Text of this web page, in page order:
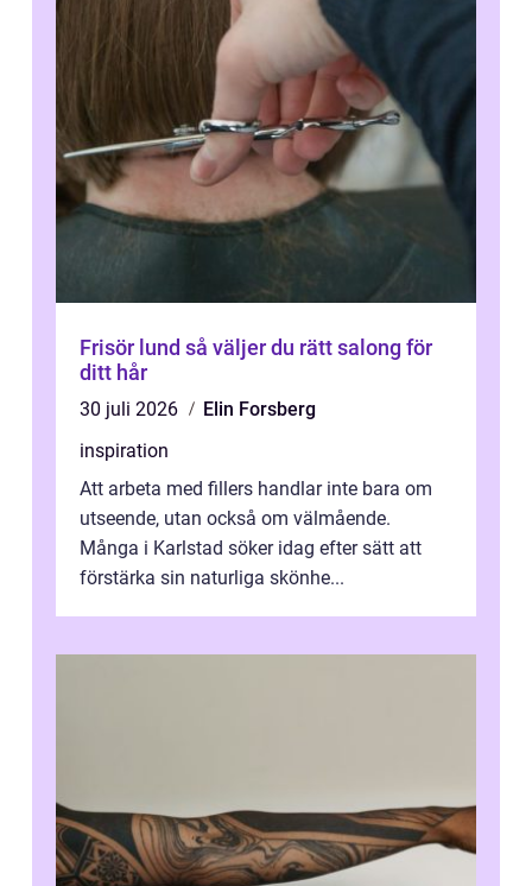
Frisör lund så väljer du rätt salong för
ditt hår
30 juli 2026
Elin Forsberg
inspiration
Att arbeta med fillers handlar inte bara om
utseende, utan också om välmående.
Många i Karlstad söker idag efter sätt att
förstärka sin naturliga skönhe...